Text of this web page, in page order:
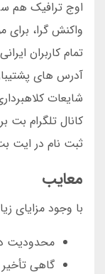
اوج ترافیک هم
واکنش گرا،
تمام کاربران
آدرس های
شایعات
کانال تلگرام
ثبت نام در ایت
معایب
با وجود مزایای
محدودیت
گاهی